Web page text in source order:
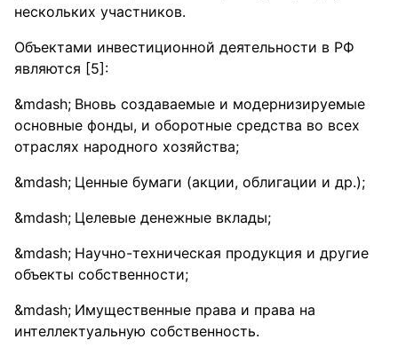
нескольких участников.
Объектами инвестиционной деятельности в РФ
являются [5]:
Вновь создаваемые и модернизируемые
основные фонды, и оборотные средства во всех
отраслях народного хозяйства;
Ценные бумаги (акции, облигации и др.);
Целевые денежные вклады;
Научно-техническая продукция и другие
объекты собственности;
Имущественные права и права на
интеллектуальную собственность.